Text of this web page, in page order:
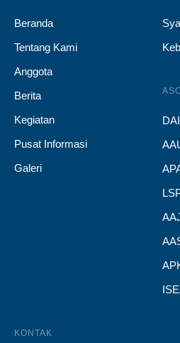
Beranda
Tentang Kami
Anggota
Berita
Kegiatan
Pusat Informasi
Galeri
DAI
KONTAK